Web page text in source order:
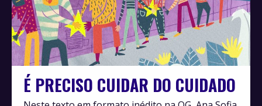
É PRECISO CUIDAR DO CUIDADO